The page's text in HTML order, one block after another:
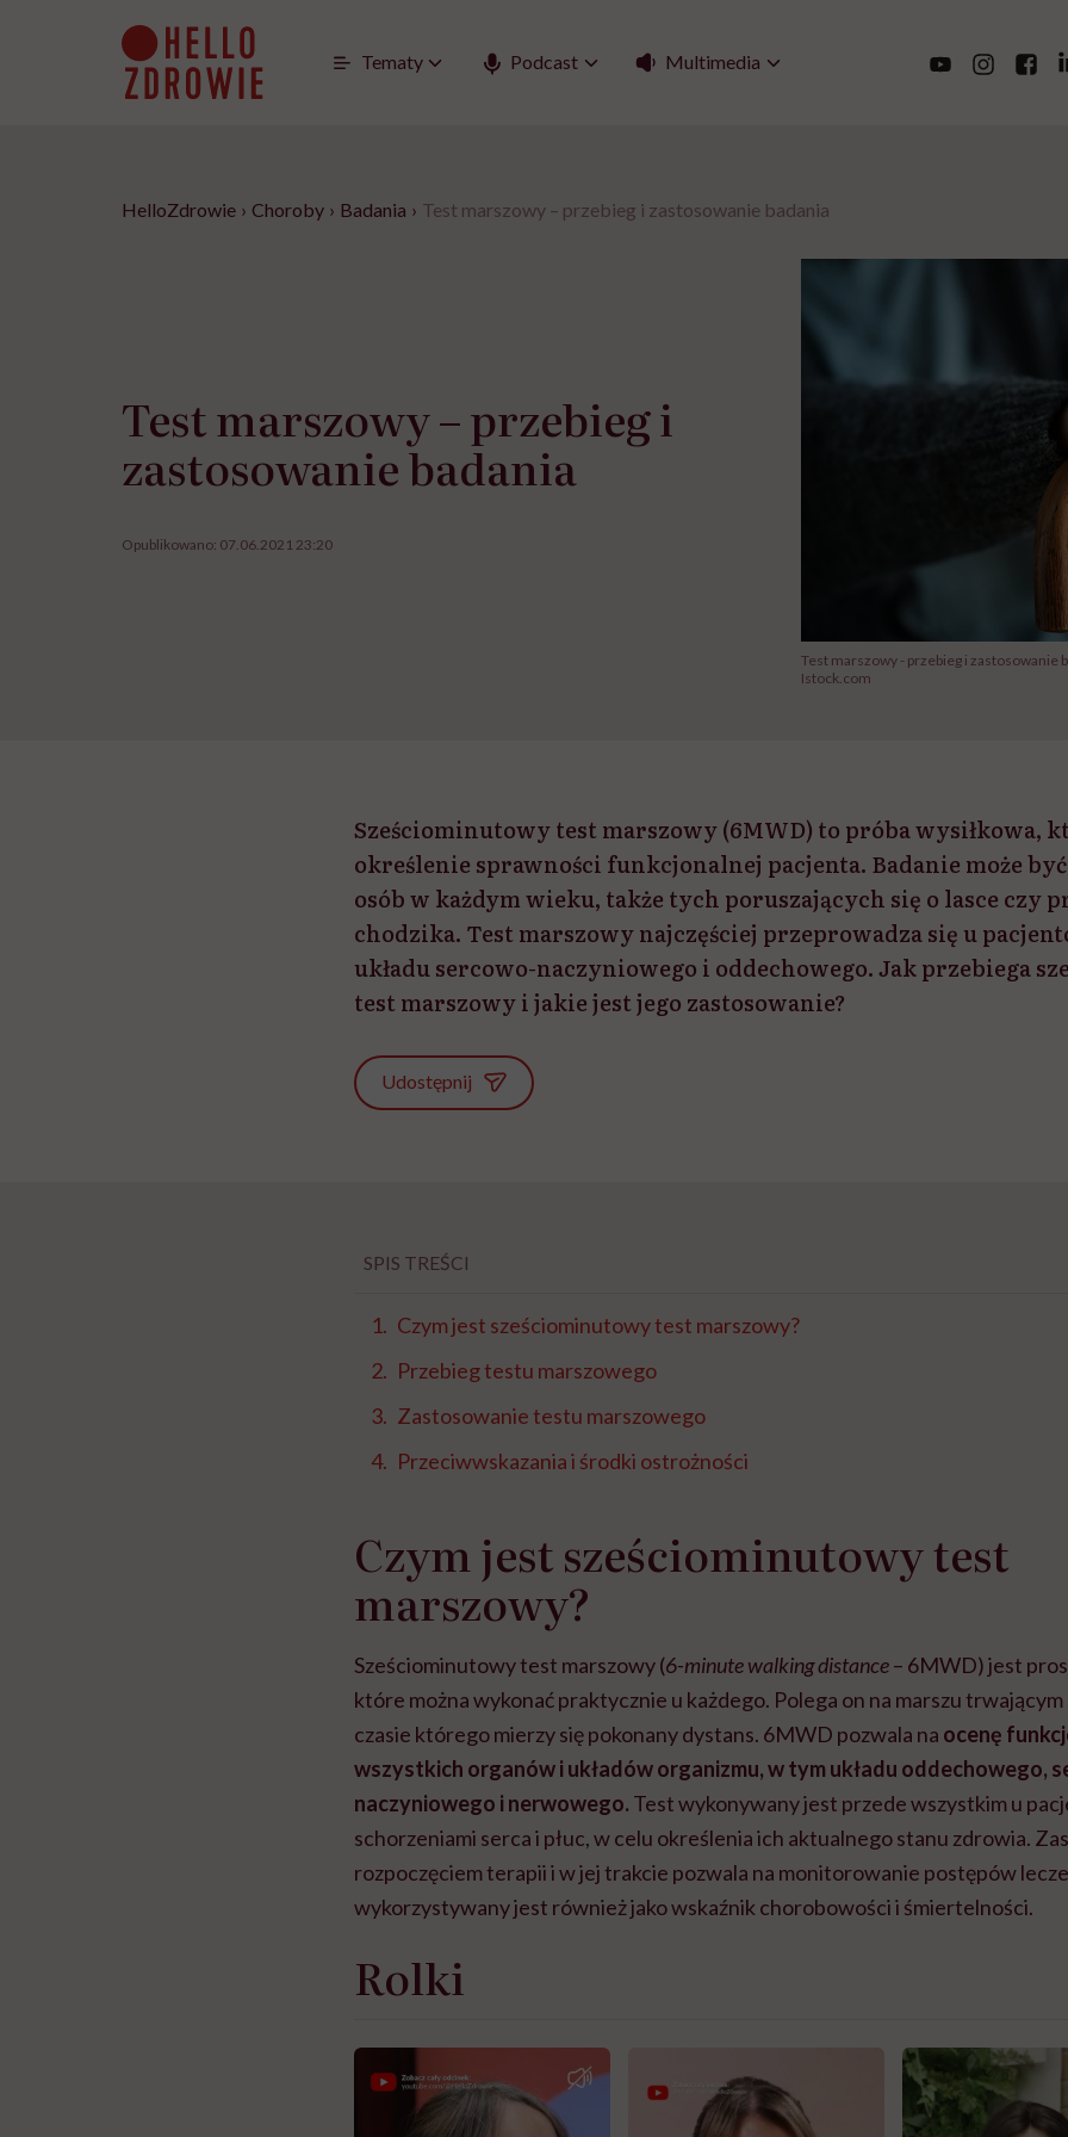
Tematy Podcast Multimedia
HelloZdrowie › Choroby › Badania › Test marszowy – przebieg i zastosowanie badania
Test marszowy – przebieg i
zastosowanie badania
Opublikowano: 07.06.2021 23:20
Test marszowy - przebieg i zastosowanie
Istock.com
Sześciominutowy test marszowy (6MWD) to próba wysiłkowa,
określenie sprawności funkcjonalnej pacjenta. Badanie może
osób w każdym wieku, także tych poruszających się o lasce czy
chodzika. Test marszowy najczęściej przeprowadza się u
układu sercowo-naczyniowego i oddechowego. Jak przebiega
test marszowy i jakie jest jego zastosowanie?
Udostępnij
SPIS TREŚCI
Czym jest sześciominutowy test marszowy?
Przebieg testu marszowego
Zastosowanie testu marszowego
Przeciwwskazania i środki ostrożności
Czym jest sześciominutowy test
marszowy?
Sześciominutowy test marszowy (6-minute walking distance– 6MWD) jest
które można wykonać praktycznie u każdego. Polega on na marszu trwającym
czasie którego mierzy się pokonany dystans. 6MWD pozwala na ocenę
wszystkich organów i układów organizmu, w tym układu oddechowego,
naczyniowego i nerwowego. Test wykonywany jest przede wszystkim u
schorzeniami serca i płuc, w celu określenia ich aktualnego stanu zdrowia.
rozpoczęciem terapii i w jej trakcie pozwala na monitorowanie postępów
wykorzystywany jest również jako wskaźnik chorobowości i śmiertelności.
Rolki